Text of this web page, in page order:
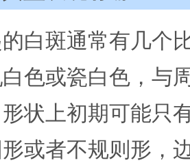
白斑通常有几个
色或瓷白色，与
状上初期可能只
或者不规则形，